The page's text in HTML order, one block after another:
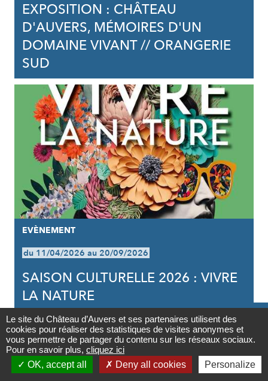
Contact

Newsletter
EXPOSITION : CHÂTEAU
D'AUVERS, MÉMOIRES D'UN
DOMAINE VIVANT // ORANGERIE
SUD
EVÈNEMENT
du 11/04/2026 au 20/09/2026
SAISON CULTURELLE 2026 : VIVRE
LA NATURE
Le site du Château d’Auvers et ses partenaires utilisent des
cookies pour réaliser des statistiques de visites anonymes et
vous permettre de partager du contenu sur les réseaux sociaux.
Pour en savoir plus, cliquez ici
OK, accept all
Deny all cookies Personalize